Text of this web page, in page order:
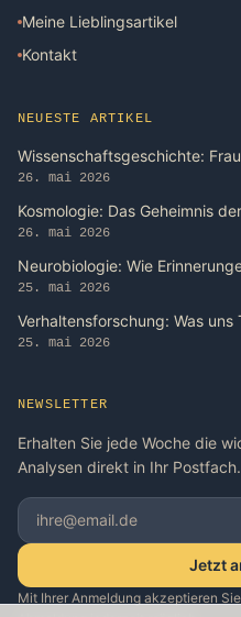
Meine Lieblingsartikel
Kontakt
NEUESTE ARTIKEL
Wissenschaftsgeschichte:
26. mai 2026
Kosmologie: Das Geheimnis
26. mai 2026
Neurobiologie: Wie
25. mai 2026
Verhaltensforschung: Was
25. mai 2026
NEWSLETTER
Erhalten Sie jede Woche die
Analysen direkt in Ihr Postfach.
Jetzt
Mit Ihrer Anmeldung akzeptieren